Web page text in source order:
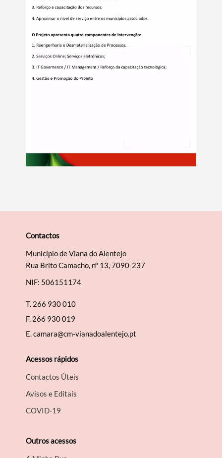
Termo de Pesquisa
Filtros
Contactos
Município de Viana do Alentejo
Rua Brito Camacho, nº 13, 7090-237
NIF: 506151174
T. 266 930 010
F. 266 930 019
E.camara@cm-vianadoalentejo.pt
Acessos rápidos
Contactos Úteis
Avisos e Editais
COVID-19
Outros acessos